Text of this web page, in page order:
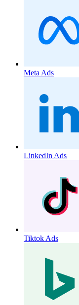
Meta Ads
LinkedIn Ads
Tiktok Ads